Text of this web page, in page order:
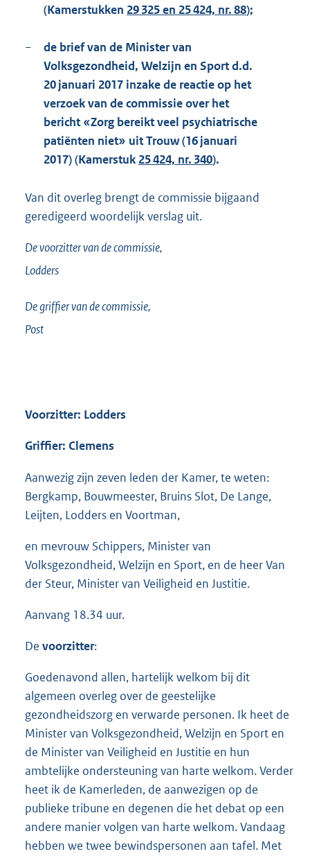
(Kamerstukken 29 325 en 25 424, nr. 88);
−
de brief van de Minister van
Volksgezondheid, Welzijn en Sport d.d.
20 januari 2017 inzake de reactie op het
verzoek van de commissie over het
bericht «Zorg bereikt veel psychiatrische
patiënten niet» uit Trouw (16 januari
2017) (Kamerstuk 25 424, nr. 340).
Van dit overleg brengt de commissie bijgaand
geredigeerd woordelijk verslag uit.
De voorzitter van de commissie,
Lodders
De griffier van de commissie,
Post
Voorzitter: Lodders
Griffier: Clemens
Aanwezig zijn zeven leden der Kamer, te weten:
Bergkamp, Bouwmeester, Bruins Slot, De Lange,
Leijten, Lodders en Voortman,
en mevrouw Schippers, Minister van
Volksgezondheid, Welzijn en Sport, en de heer Van
der Steur, Minister van Veiligheid en Justitie.
Aanvang 18.34 uur.
De voorzitter:
Goedenavond allen, hartelijk welkom bij dit
algemeen overleg over de geestelijke
gezondheidszorg en verwarde personen. Ik heet de
Minister van Volksgezondheid, Welzijn en Sport en
de Minister van Veiligheid en Justitie en hun
ambtelijke ondersteuning van harte welkom. Verder
heet ik de Kamerleden, de aanwezigen op de
publieke tribune en degenen die het debat op een
andere manier volgen van harte welkom. Vandaag
hebben we twee bewindspersonen aan tafel. Met